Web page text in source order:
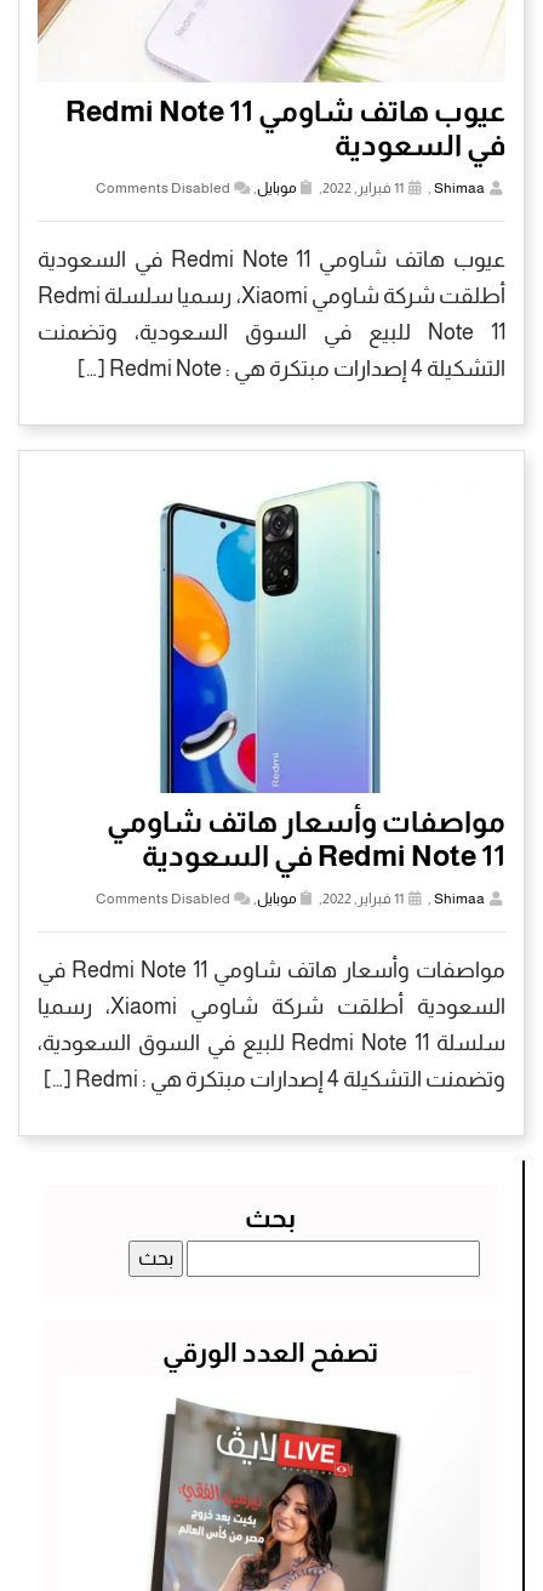
عيوب هاتف شاومي Redmi Note 11
في السعودية
Shimaa
, موبايل,
Comments Disabled
عيوب هاتف شاومي Redmi Note 11 في السعودية
أطلقت شركة شاومي Xiaomi، رسميا سلسلة Redmi
Note 11 للبيع في السوق السعودية، وتضمنت
التشكيلة 4 إصدارات مبتكرة هي : Redmi Note […]
مواصفات وأسعار هاتف شاومي
Redmi Note 11 في السعودية
Shimaa
, موبايل,
Comments Disabled
مواصفات وأسعار هاتف شاومي Redmi Note 11 في
السعودية أطلقت شركة شاومي Xiaomi، رسميا
سلسلة Redmi Note 11 للبيع في السوق السعودية،
وتضمنت التشكيلة 4 إصدارات مبتكرة هي : Redmi […]
بحث
عن:
تصفح العدد الورقي